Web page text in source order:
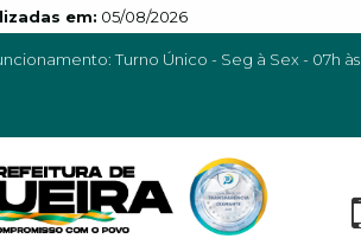
em: 05/08/2026
Turno Único - Seg à Sex - 07h às